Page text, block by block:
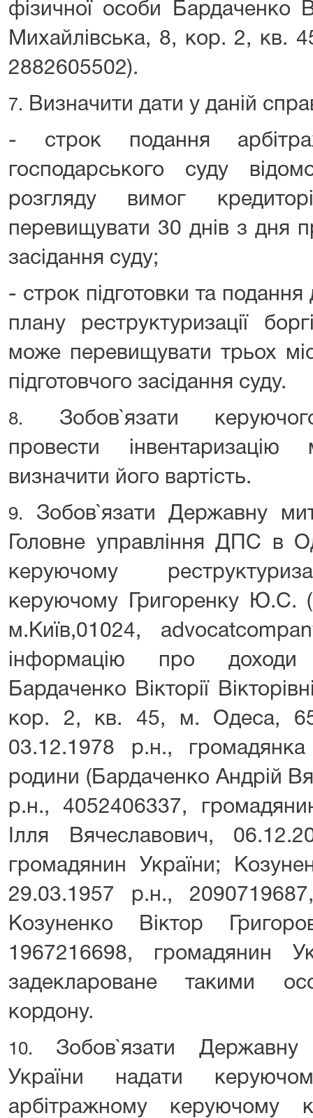
фізичної особи Бардаченко
Михайлівська, 8, кор. 2, кв.
2882605502).
7.
Визначити дати у даній
- строк подання
господарського суду
розгляду вимог
перевищувати 30 днів з дня
засідання суду;
- строк підготовки та
плану реструктуризації
може перевищувати трьох
підготовчого засідання суду.
8.
Зобов`язати
провести
визначити його вартість.
9.
Зобов`язати Державну
Головне управління ДПС в
керуючому
керуючому Григоренку Ю.С.
м.Київ,01024,
інформацію про доходи
Бардаченко Вікторії
кор. 2, кв. 45, м. Одеса,
03.12.1978 р.н., громадянка
родини (Бардаченко Андрій
р.н., 4052406337,
Ілля Вячеславович,
громадянин України;
29.03.1957 р.н.,
Козуненко Віктор
1967216698, громадянин
задеклароване такими
кордону.
10.
Зобов`язати Державну
України надати
арбітражному керуючому